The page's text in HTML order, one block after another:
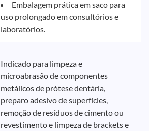
Embalagem prática em saco para
uso prolongado em consultórios e
laboratórios.
Indicado para limpeza e
microabrasão de componentes
metálicos de prótese dentária,
preparo adesivo de superfícies,
remoção de resíduos de cimento ou
revestimento e limpeza de brackets e